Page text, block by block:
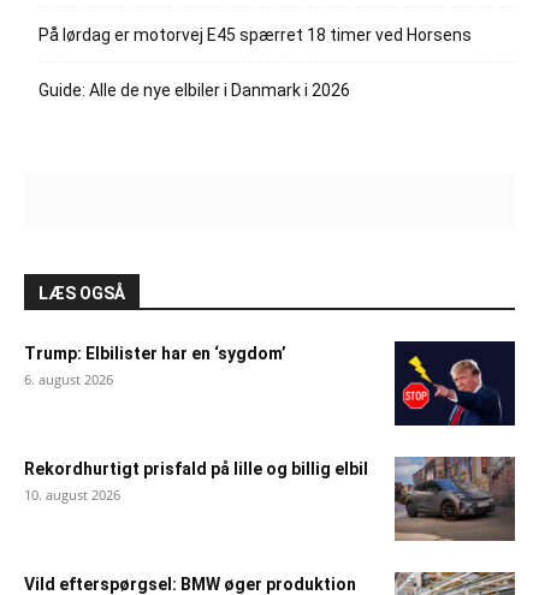
På lørdag er motorvej E45 spærret 18 timer ved Horsens
Guide: Alle de nye elbiler i Danmark i 2026
LÆS OGSÅ
Trump: Elbilister har en ‘sygdom’
6. august 2026
Rekordhurtigt prisfald på lille og billig elbil
10. august 2026
Vild efterspørgsel: BMW øger produktion